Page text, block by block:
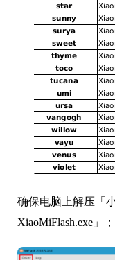
确保电脑上解压「
XiaoMiFlash.exe」；